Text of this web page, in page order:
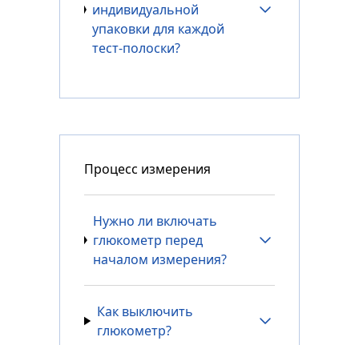
индивидуальной
упаковки для каждой
тест-полоски?
Процесс измерения
Нужно ли включать
глюкометр перед
началом измерения?
Как выключить
глюкометр?